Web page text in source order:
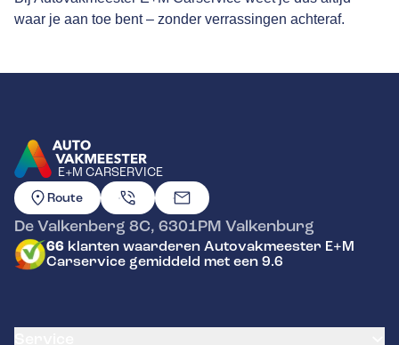
waar je aan toe bent – zonder verrassingen achteraf.
E+M CARSERVICE
GA NAAR DE HOMEPAGINA
Route
De Valkenberg 8C, 6301PM Valkenburg
66 klanten waarderen Autovakmeester E+M
Carservice gemiddeld met een 9.6